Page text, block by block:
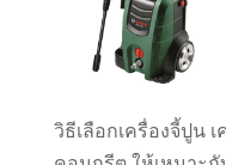
วิธีเลือกเครื่องจี้ปูน